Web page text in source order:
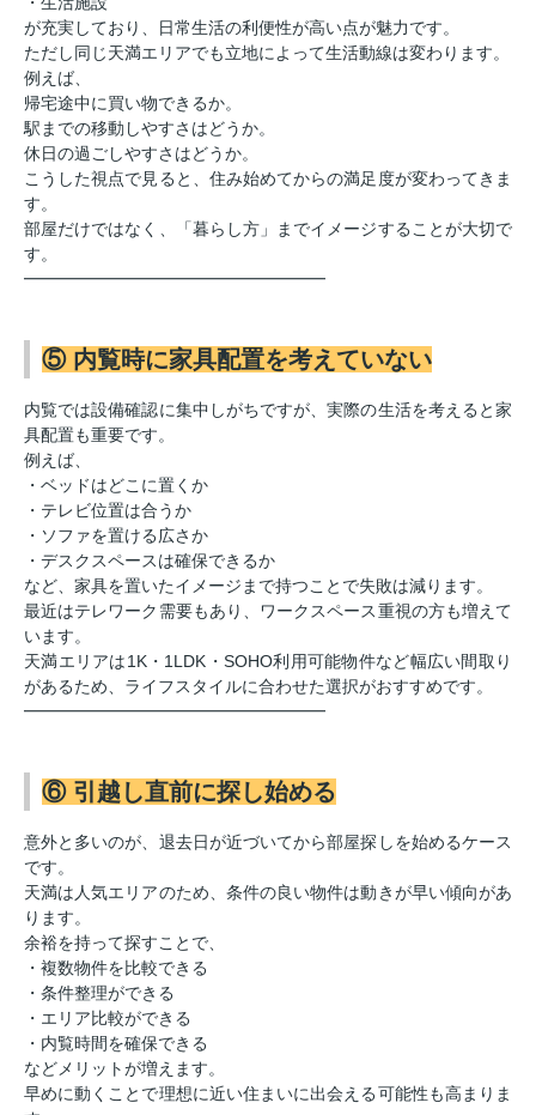
が充実しており、日常生活の利便性が高い点が魅力です。
ただし同じ天満エリアでも立地によって生活動線は変わります。
例えば、
帰宅途中に買い物できるか。
駅までの移動しやすさはどうか。
休日の過ごしやすさはどうか。
こうした視点で見ると、住み始めてからの満足度が変わってきま
す。
部屋だけではなく、「暮らし方」までイメージすることが大切で
す。
━━━━━━━━━━━━━━━━━━
⑤ 内覧時に家具配置を考えていない
内覧では設備確認に集中しがちですが、実際の生活を考えると家
具配置も重要です。
例えば、
・ベッドはどこに置くか
・テレビ位置は合うか
・ソファを置ける広さか
・デスクスペースは確保できるか
など、家具を置いたイメージまで持つことで失敗は減ります。
最近はテレワーク需要もあり、ワークスペース重視の方も増えて
います。
天満エリアは1K・1LDK・SOHO利用可能物件など幅広い間取り
があるため、ライフスタイルに合わせた選択がおすすめです。
━━━━━━━━━━━━━━━━━━
⑥ 引越し直前に探し始める
意外と多いのが、退去日が近づいてから部屋探しを始めるケース
です。
天満は人気エリアのため、条件の良い物件は動きが早い傾向があ
ります。
余裕を持って探すことで、
・複数物件を比較できる
・条件整理ができる
・エリア比較ができる
・内覧時間を確保できる
などメリットが増えます。
早めに動くことで理想に近い住まいに出会える可能性も高まりま